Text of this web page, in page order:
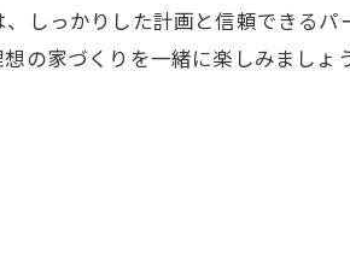
しっかりした計画と信頼できる
の家づくりを一緒に楽しみましょ